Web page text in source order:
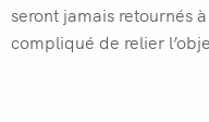
seront jamais retournés
compliqué de relier